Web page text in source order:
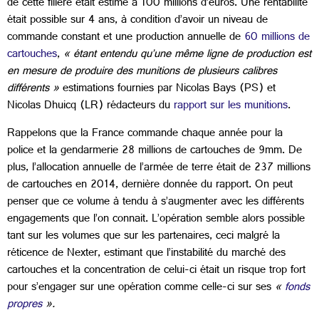
était possible sur 4 ans, à condition d’avoir un niveau de
commande constant et une production annuelle de60 millions de
cartouches, « étant entendu qu’une même ligne de production est
en mesure de produire des munitions de plusieurs calibres
différents »estimations fournies par Nicolas Bays (PS) et
Nicolas Dhuicq (LR) rédacteurs durapport sur les munitions.
Rappelons que la France commande chaque année pour la
police et la gendarmerie 28 millions de cartouches de 9mm. De
plus, l’allocation annuelle de l’armée de terre était de 237 millions
de cartouches en 2014, dernière donnée du rapport. On peut
penser que ce volume à tendu à s’augmenter avec les différents
engagements que l’on connait. L’opération semble alors possible
tant sur les volumes que sur les partenaires, ceci malgré la
réticence de Nexter, estimant que l’instabilité du marché des
cartouches et la concentration de celui-ci était un risque trop fort
pour s’engager sur une opération comme celle-ci sur ses «fonds
propres».